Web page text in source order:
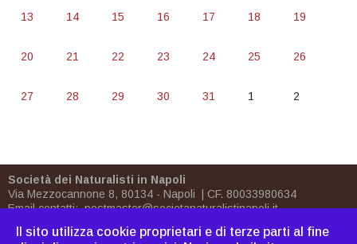
13 14 15 16 17 18 19
20 21 22 23 24 25 26
27 28 29 30 31 1 2
Società dei Naturalisti in Napoli
Via Mezzocannone 8, 80134 - Napoli | CF. 80033980634
Email contatti:postmaster@societanaturalistinapoli.it
PEC
postmaster@pec.societanaturalistinapoli.it
Il sito utilizza cookie proprietari e di terze parti al fine